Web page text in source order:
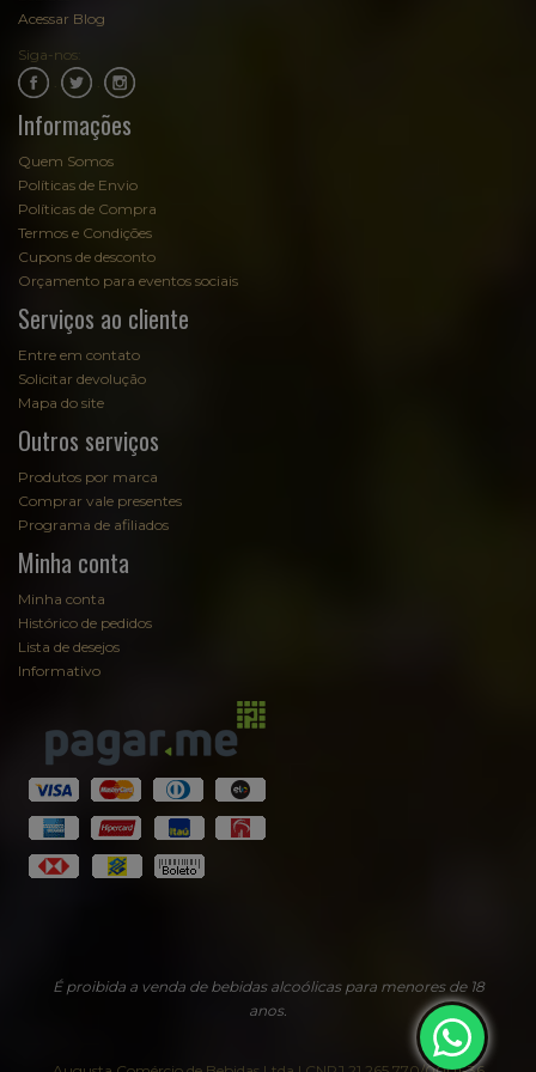
Acessar Blog
Siga-nos:
Informações
Quem Somos
Políticas de Envio
Políticas de Compra
Termos e Condições
Cupons de desconto
Orçamento para eventos sociais
Serviços ao cliente
Entre em contato
Solicitar devolução
Mapa do site
Outros serviços
Produtos por marca
Comprar vale presentes
Programa de afiliados
Minha conta
Minha conta
Histórico de pedidos
Lista de desejos
Informativo
É proibida a venda de bebidas alcoólicas para menores de 18
anos.